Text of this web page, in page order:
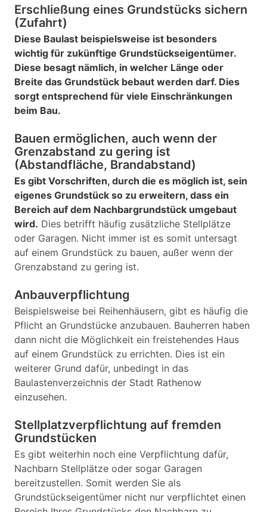
Erschließung eines Grundstücks sichern
(Zufahrt)
Diese Baulast beispielsweise ist besonders
wichtig für zukünftige Grundstückseigentümer.
Diese besagt nämlich, in welcher Länge oder
Breite das Grundstück bebaut werden darf. Dies
sorgt entsprechend für viele Einschränkungen
beim Bau.
Bauen ermöglichen, auch wenn der
Grenzabstand zu gering ist
(Abstandfläche, Brandabstand)
Es gibt Vorschriften, durch die es möglich ist, sein
eigenes Grundstück so zu erweitern, dass ein
Bereich auf dem Nachbargrundstück umgebaut
wird. Dies betrifft häufig zusätzliche Stellplätze
oder Garagen. Nicht immer ist es somit untersagt
auf einem Grundstück zu bauen, außer wenn der
Grenzabstand zu gering ist.
Anbauverpflichtung
Beispielsweise bei Reihenhäusern, gibt es häufig die
Pflicht an Grundstücke anzubauen. Bauherren haben
dann nicht die Möglichkeit ein freistehendes Haus
auf einem Grundstück zu errichten. Dies ist ein
weiterer Grund dafür, unbedingt in das
Baulastenverzeichnis der Stadt Rathenow
einzusehen.
Stellplatzverpflichtung auf fremden
Grundstücken
Es gibt weiterhin noch eine Verpflichtung dafür,
Nachbarn Stellplätze oder sogar Garagen
bereitzustellen. Somit werden Sie als
Grundstückseigentümer nicht nur verpflichtet einen